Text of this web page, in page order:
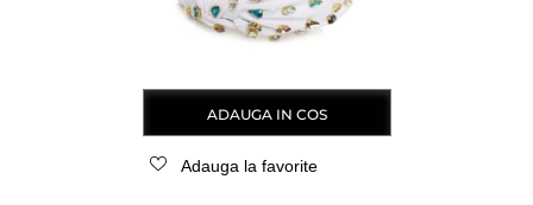
ADAUGA IN COS
Adauga la favorite